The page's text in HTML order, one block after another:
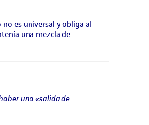
no es universal y obliga al
una mezcla de
una «salida de